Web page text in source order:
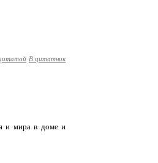
В цитатник
и мира в доме и